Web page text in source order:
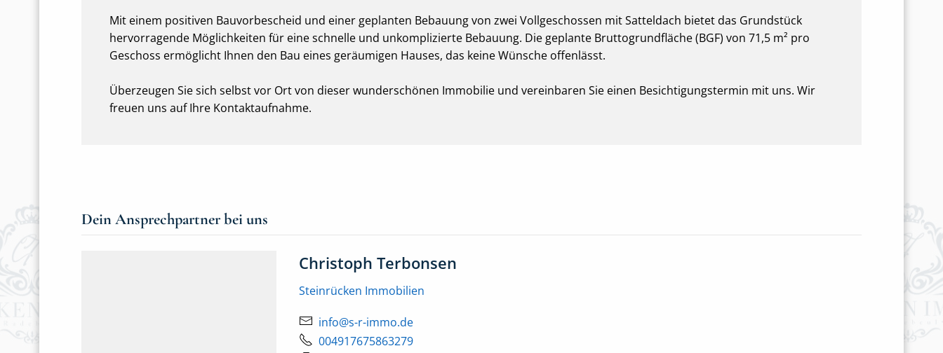
Mit einem positiven Bauvorbescheid und einer geplanten Bebauung von zwei Vollgeschossen mit Satteldach bietet das Grundstück
hervorragende Möglichkeiten für eine schnelle und unkomplizierte Bebauung. Die geplante Bruttogrundfläche (BGF) von 71,5 m² pro
Geschoss ermöglicht Ihnen den Bau eines geräumigen Hauses, das keine Wünsche offenlässt.
Überzeugen Sie sich selbst vor Ort von dieser wunderschönen Immobilie und vereinbaren Sie einen Besichtigungstermin mit uns. Wir
freuen uns auf Ihre Kontaktaufnahme.
Dein Ansprechpartner bei uns
Christoph Terbonsen
Steinrücken Immobilien
info@s-r-immo.de
004917675863279